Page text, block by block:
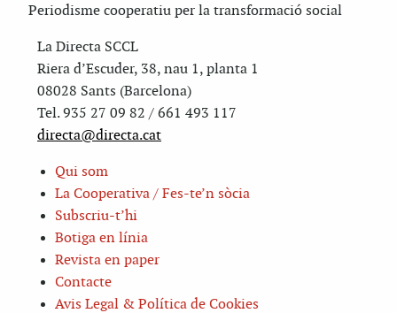
Periodisme cooperatiu per la transformació social
La Directa SCCL
Riera d’Escuder, 38, nau 1, planta 1
08028 Sants (Barcelona)
Tel. 935 27 09 82 / 661 493 117
directa@directa.cat
Qui som
La Cooperativa / Fes-te’n sòcia
Subscriu-t’hi
Botiga en línia
Revista en paper
Contacte
Avis Legal & Política de Cookies